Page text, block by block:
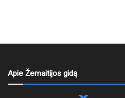
Apie Žemaitijos gidą